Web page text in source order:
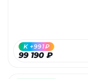
99 190 ₽
K +991₽